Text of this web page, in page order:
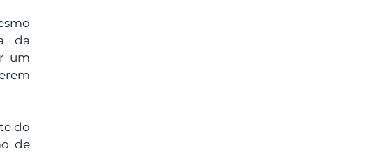
da
um
do
de